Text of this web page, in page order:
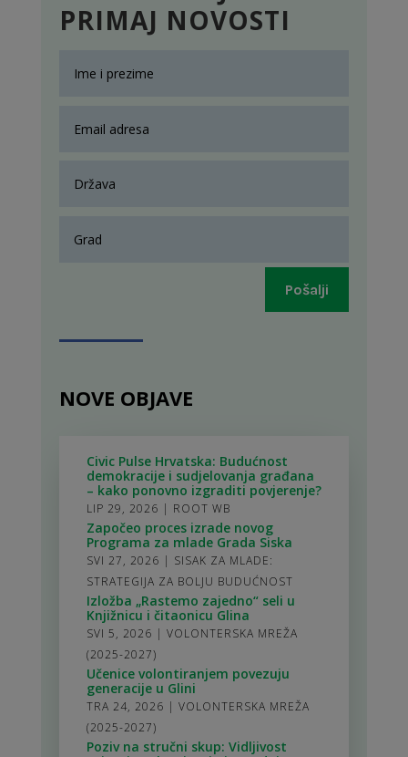
PRIMAJ NOVOSTI
Pošalji
NOVE OBJAVE
Civic Pulse Hrvatska: Budućnost
demokracije i sudjelovanja građana
– kako ponovno izgraditi povjerenje?
LIP 29, 2026 | ROOT WB
Započeo proces izrade novog
Programa za mlade Grada Siska
SVI 27, 2026 | SISAK ZA MLADE:
STRATEGIJA ZA BOLJU BUDUĆNOST
Izložba „Rastemo zajedno“ seli u
Knjižnicu i čitaonicu Glina
SVI 5, 2026 | VOLONTERSKA MREŽA
(2025-2027)
Učenice volontiranjem povezuju
generacije u Glini
TRA 24, 2026 | VOLONTERSKA MREŽA
(2025-2027)
Poziv na stručni skup: Vidljivost